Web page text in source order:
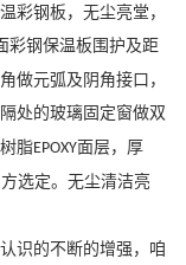
彩钢板，无尘亮堂，
彩钢保温板围护及距
做元弧及阴角接口，
处的玻璃固定窗做双
脂EPOXY面层，厚
选定。无尘清洁亮
识的不断的增强，咱